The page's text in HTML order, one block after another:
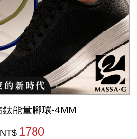
能量腳環-4MM
1780